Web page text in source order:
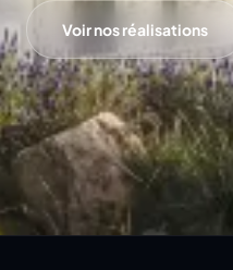
Voir nos réalisations